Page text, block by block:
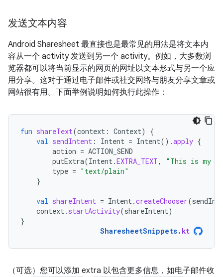
发送文本内容
Android Sharesheet 最直接也是最常见的用法是将文本内
容从一个 activity 发送到另一个 activity。例如，大多数浏
览器都可以将当前显示的网页的网址以文本形式与另一个应
用分享。这对于通过电子邮件或社交网络与朋友分享文章或
网站很有用。下面举例说明如何执行此操作：
fun shareText(context : Context)
{
val sendIntent : Intent = Intent().apply {
action = ACTION_SEND
putExtra(Intent.EXTRA_TEXT,
"This is my
type = "text/plain"
}
val shareIntent = Intent.createChooser(
context. startActivity(shareIntent)
}
SharesheetSnippets. kt
（可选）您可以添加 extra 以包含更多信息，如电子邮件收